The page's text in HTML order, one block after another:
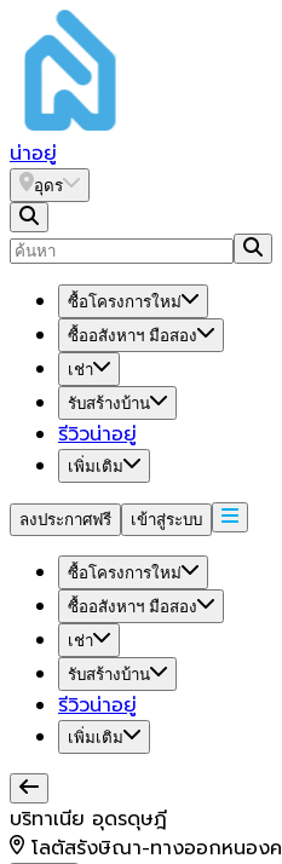
น่าอยู่
อุดร
ซื้อโครงการใหม่
ซื้ออสังหาฯ มือสอง
เช่า
รับสร้างบ้าน
รีวิวน่าอยู่
เพิ่มเติม
ลงประกาศฟรี เข้าสู่ระบบ
ซื้อโครงการใหม่
ซื้ออสังหาฯ มือสอง
เช่า
รับสร้างบ้าน
รีวิวน่าอยู่
เพิ่มเติม
บริทาเนีย อุดรดุษฎี
โลตัสรังษิณา-ทางออกหนอง